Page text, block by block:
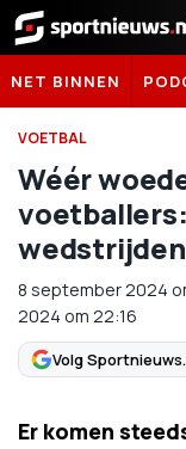
Sportnieuws.nl
NET BINNEN
VOETBAL
Wéér
8 september 2024
2024 om 22:16
Volg
Er komen